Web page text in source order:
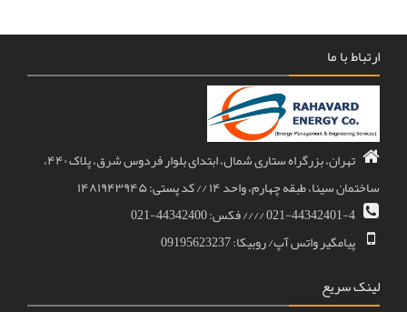
ارتباط با ما
تهران، بزرگراه ستاری شمال، ابتدای بلوار فردوس شرق، پلاک ۴۴۰،
ساختمان سینا، طبقه چهارم، واحد ۱۴ // کد پستی: ۱۴۸۱۹۴۳۹۴۵
021-44342401-4 //// فکس: 44342400-021
پیامگیر واتس آپ/ روبیکا: 09195623237
لینک سریع